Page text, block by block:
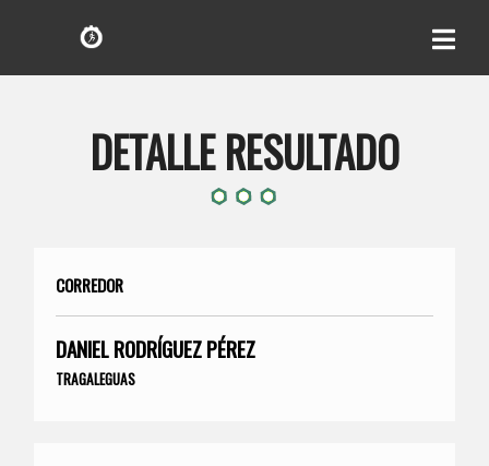
DETALLE RESULTADO
CORREDOR
DANIEL RODRÍGUEZ PÉREZ
TRAGALEGUAS